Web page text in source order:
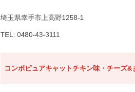
埼玉県幸手市上高野1258-1
TEL: 0480-43-3111
コンボピュアキャットチキン味・チーズ